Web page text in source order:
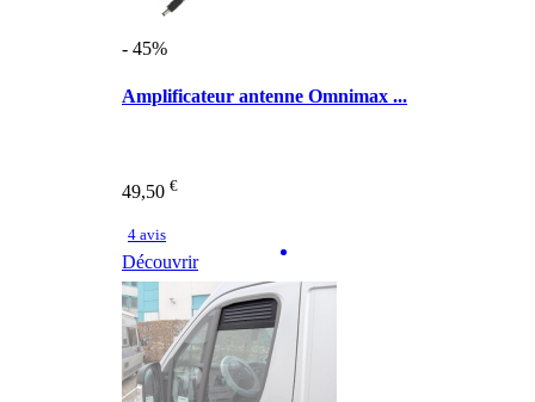
- 45%
Amplificateur antenne Omnimax ...
49,50 €
4 avis
Découvrir